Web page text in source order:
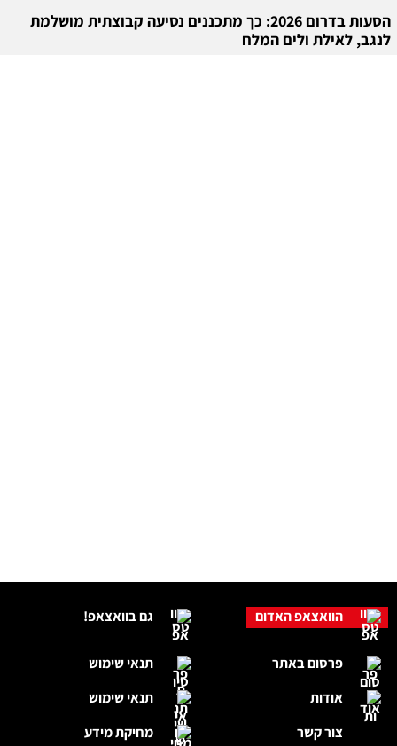
הסעות בדרום 2026: כך מתכננים נסיעה קבוצתית מושלמת
לנגב, לאילת ולים המלח
גם בוואצאפ!
תנאי שימוש
תנאי שימוש
מחיקת מידע
הוואצאפ האדום
פרסום באתר
אודות
צור קשר